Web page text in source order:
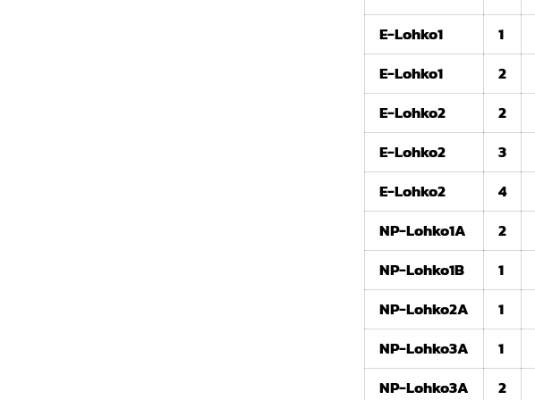
E-Lohko1
1
E-Lohko1
2
E-Lohko2
2
E-Lohko2
3
E-Lohko2
4
NP-Lohko1A
2
NP-Lohko1B
1
NP-Lohko2A
1
NP-Lohko3A
1
NP-Lohko3A
2